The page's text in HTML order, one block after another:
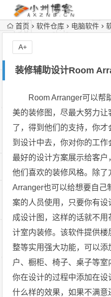
首页 软件仓库 电脑软件
装修辅助设计Room
A+
Room Arranger可以帮
美的装修图，尽最大努力
了，得到他们的支持，你
到设计中去，你对你的工
最好的设计方案展示给客
他们喜欢的装修风格。除
Arranger也可以给想要自己
案的人员使用，只要你有
成设计图，这样的话就不
计室内装修。该软件提供楼
整等实用强大功能，可以
户、橱柜、椅子、桌子等
你在设计的过程中添加在
什么样的效果，如果不满